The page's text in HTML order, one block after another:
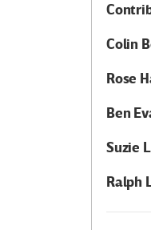
Colin
Rose
Ben
Suzie
Ralph